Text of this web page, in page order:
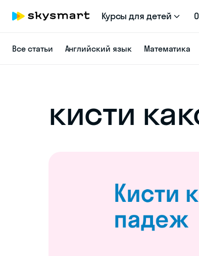
Курсы для детей
Все статьи Английский язык Математика
кисти